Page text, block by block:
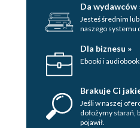
Da wydawców
Jesteś średnim
naszego systemu
Dla biznesu »
Ebooki i
Brakuje Ci
Jeśli w naszej
dołożymy starań,
pojawił.